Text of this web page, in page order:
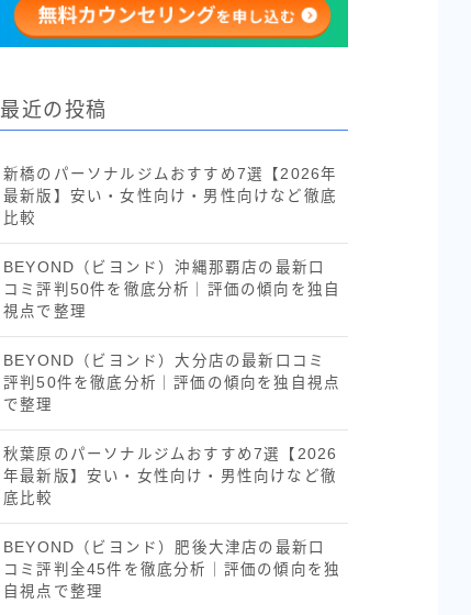
最近の投稿
新橋のパーソナルジムおすすめ7選【2026年
最新版】安い・女性向け・男性向けなど徹底
比較
BEYOND（ビヨンド）沖縄那覇店の最新口
コミ評判50件を徹底分析｜評価の傾向を独自
視点で整理
BEYOND（ビヨンド）大分店の最新口コミ
評判50件を徹底分析｜評価の傾向を独自視点
で整理
秋葉原のパーソナルジムおすすめ7選【2026
年最新版】安い・女性向け・男性向けなど徹
底比較
BEYOND（ビヨンド）肥後大津店の最新口
コミ評判全45件を徹底分析｜評価の傾向を独
自視点で整理